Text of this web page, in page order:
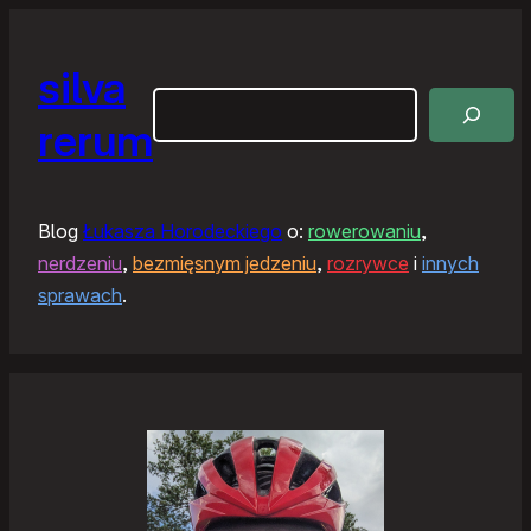
silva
rerum
Blog Łukasza Horodeckiego o: rowerowaniu,
nerdzeniu, bezmięsnym jedzeniu, rozrywce i innych
sprawach.